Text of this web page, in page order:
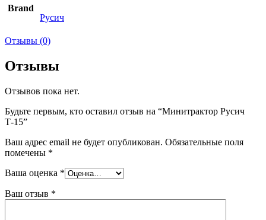
Brand
Русич
Отзывы (0)
Отзывы
Отзывов пока нет.
Будьте первым, кто оставил отзыв на “Минитрактор Русич
Т-15”
Ваш адрес email не будет опубликован. Обязательные поля
помечены *
Ваша оценка *
Ваш отзыв *